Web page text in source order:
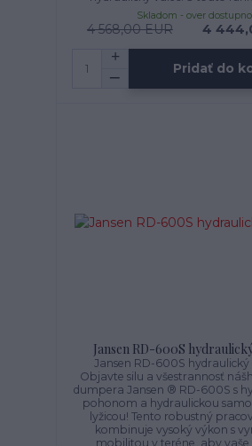
4 568,00 EUR 4
Skladom - over
Pridať do
Jansen RD-600S
Jansen RD-600S
Objavte silu a všestrannosť
dumpera Jansen ® RD-600S s
pohonom a hydraulickou
lyžicou! Tento robustný
kombinuje vysoký výkon s
mobilitou v teréne, aby vaše